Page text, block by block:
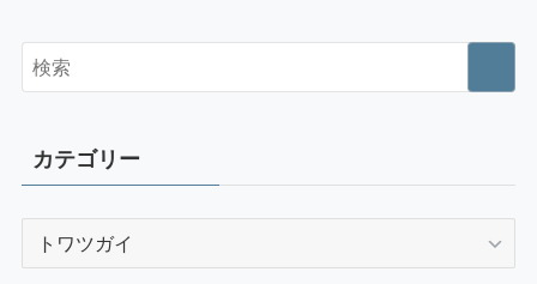
カテゴリー